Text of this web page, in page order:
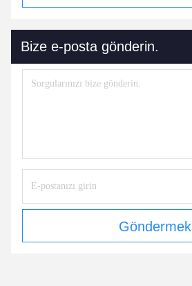
Bize e-posta gönderin.
Göndermek